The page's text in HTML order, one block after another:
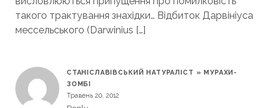
такого трактування знахідки… Відбиток Дарвініуса
мессельського (Darwinius […]
СТАНІСЛАВІВСЬКИЙ НАТУРАЛІСТ » МУРАХИ-
ЗОМБІ
Травень 20, 2012